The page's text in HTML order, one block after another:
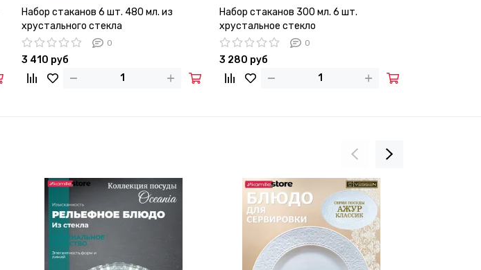
Набор стаканов 6 шт. 480 мл. из
хрустального стекла
0
3 410 руб
Набор стаканов 300 мл. 6 шт.
хрустальное стекло
0
3 280 руб